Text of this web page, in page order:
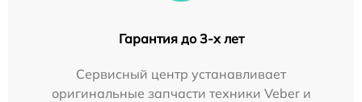
Гарантия до 3-х лет
Сервисный центр устанавливает
оригинальные запчасти техники Veber и